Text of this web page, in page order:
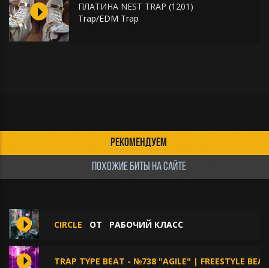
ПЛАТИНА NEST TRAP (1201)
Trap/EDM Trap
РЕКОМЕНДУЕМ
ПОХОЖИЕ БИТЫ НА САЙТЕ
CIRCLE ОТ РАБОЧИЙ КЛАСС
TRAP TYPE BEAT - №738 "AGILE" | FREESTYLE